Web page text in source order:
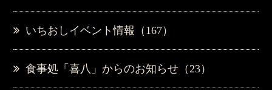
いちおしイベント情報（167）
食事処「喜八」からのお知らせ（23）